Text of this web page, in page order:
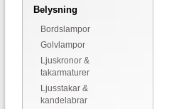
Belysning
Bordslampor
Golvlampor
Ljuskronor &
takarmaturer
Ljusstakar &
kandelabrar